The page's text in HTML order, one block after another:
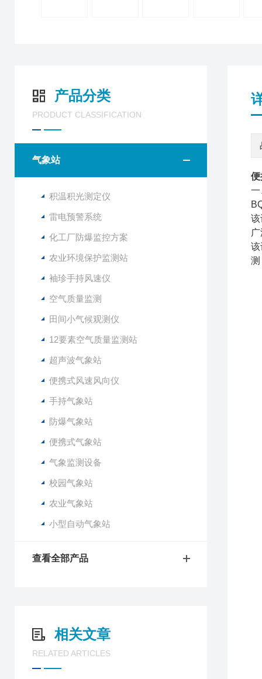
产品分类
PRODUCT CLASSIFICATION
气象站
积温积光测定仪
雷电预警系统
化工厂防爆监控方案
农业环境保护监测站
袖珍手持风速仪
空气质量监测
田间小气候观测仪
12要素空气质量监测站
超声波气象站
便携式风速风向仪
手持气象站
防爆气象站
便携式气象站
气象监测设备
校园气象站
农业气象站
小型自动气象站
查看全部产品
相关文章
RELATED ARTICLES
便
一
该
该
测